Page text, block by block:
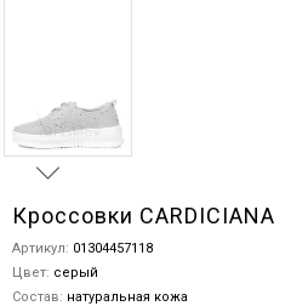
Кроссовки CARDICIANA
Артикул: 01304457118
Цвет: серый
Состав: натуральная кожа